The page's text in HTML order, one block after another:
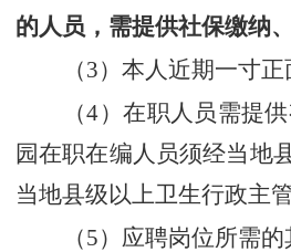
的人员，需提供社保缴纳
（3）本人近期一寸
（4）在职人员需提
园在职在编人员须经当地
当地县级以上卫生行政主
（5） 应聘岗位所需